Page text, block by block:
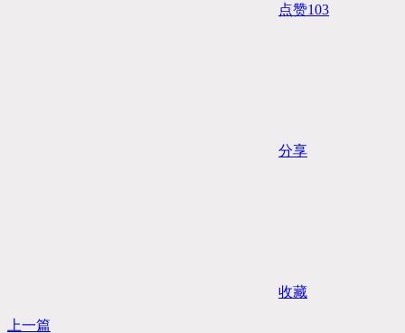
点赞103
分享
收藏
上一篇